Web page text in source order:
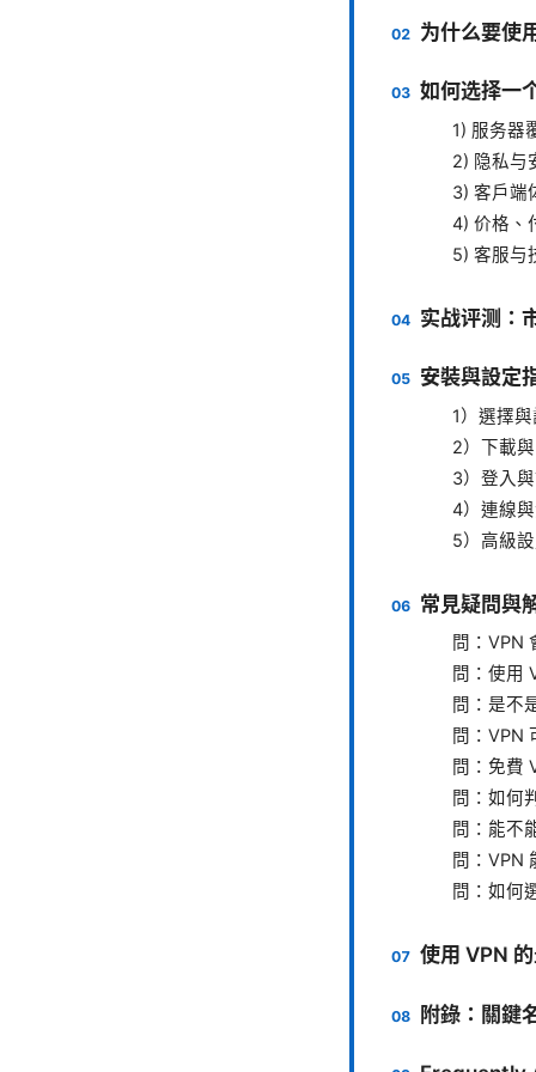
为什么要使
如何选择一
1) 服务器
2) 隐私与
3) 客户端
4) 价格、
5) 客服与
实战评测：
安裝與設定
1）選擇
2）下載
3）登入
4）連線
5）高級
常見疑問與
問：VPN
問：使用
問：是不
問：VPN
問：免費
問：如何
問：能不
問：VPN
問：如何
使用 VPN
附錄：關鍵